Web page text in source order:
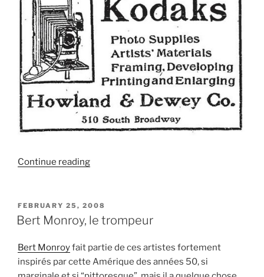
Continue reading“Archives
et
de
way
of
life”
POSTED
ON
FEBRUARY 25, 2008
Bert Monroy, le trompeur
Bert Monroyfait partie de ces artistes fortement
inspirés par cette Amérique des années 50, si